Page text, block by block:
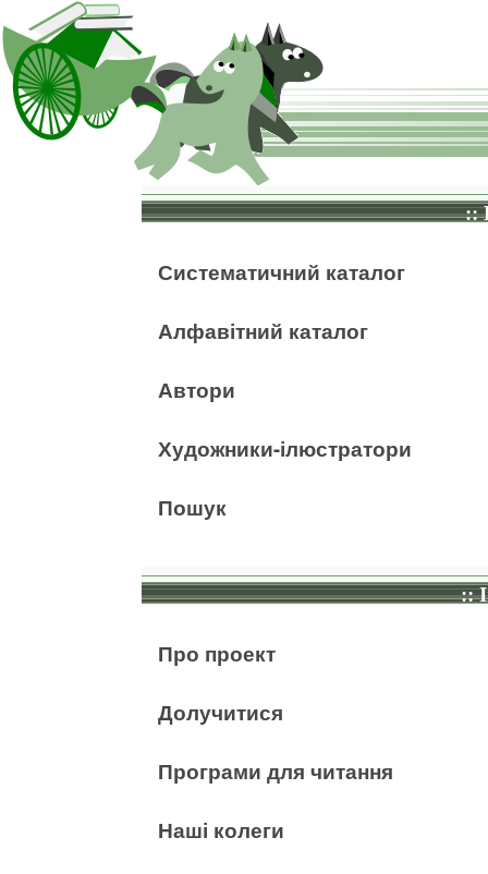
::
Систематичний каталог
Алфавітний каталог
Автори
Художники-ілюстратори
Пошук
::
Про проект
Долучитися
Програми для читання
Наші колеги